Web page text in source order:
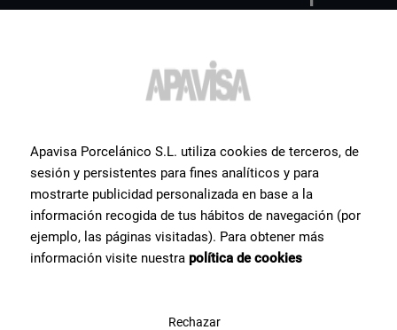
Prenez contact avec l’équipe de spécialistes céramiques dont nous
votre projet.
Contactez-nous
Apavisa Porcelánico S.L. utiliza cookies de terceros, de
sesión y persistentes para fines analíticos y para
mostrarte publicidad personalizada en base a la
información recogida de tus hábitos de navegación (por
ejemplo, las páginas visitadas). Para obtener más
información visite nuestra política de cookies
Rechazar